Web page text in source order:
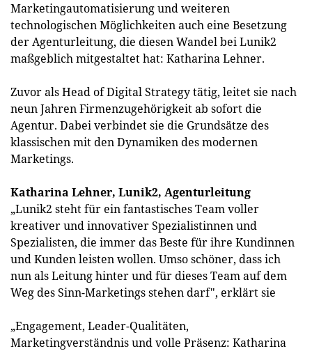
Marketingautomatisierung und weiteren
technologischen Möglichkeiten auch eine Besetzung
der Agenturleitung, die diesen Wandel bei Lunik2
maßgeblich mitgestaltet hat: Katharina Lehner.
Zuvor als Head of Digital Strategy tätig, leitet sie nach
neun Jahren Firmenzugehörigkeit ab sofort die
Agentur. Dabei verbindet sie die Grundsätze des
klassischen mit den Dynamiken des modernen
Marketings.
Katharina Lehner, Lunik2, Agenturleitung
„Lunik2 steht für ein fantastisches Team voller
kreativer und innovativer Spezialistinnen und
Spezialisten, die immer das Beste für ihre Kundinnen
und Kunden leisten wollen. Umso schöner, dass ich
nun als Leitung hinter und für dieses Team auf dem
Weg des Sinn-Marketings stehen darf", erklärt sie
„Engagement, Leader-Qualitäten,
Marketingverständnis und volle Präsenz: Katharina